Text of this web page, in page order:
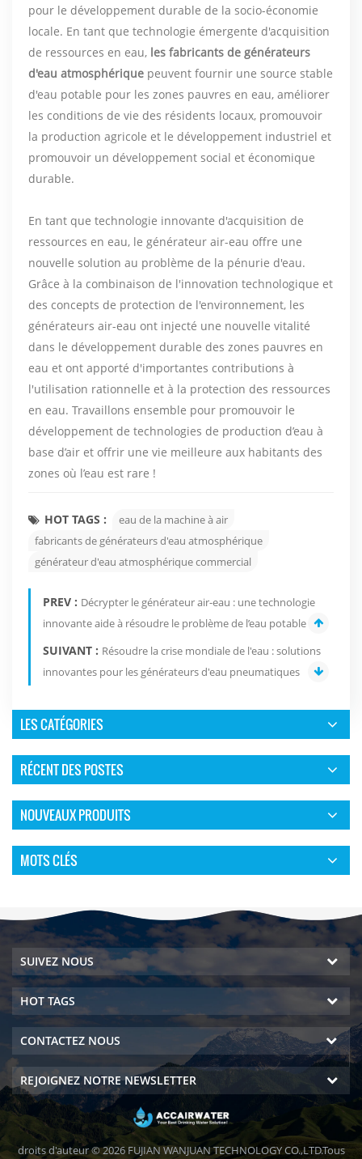
pour le développement durable de la socio-économie
locale. En tant que technologie émergente d'acquisition
de ressources en eau, les fabricants de générateurs
d'eau atmosphérique peuvent fournir une source stable
d'eau potable pour les zones pauvres en eau, améliorer
les conditions de vie des résidents locaux, promouvoir
la production agricole et le développement industriel et
promouvoir un développement social et économique
durable.
En tant que technologie innovante d'acquisition de
ressources en eau, le générateur air-eau offre une
nouvelle solution au problème de la pénurie d'eau.
Grâce à la combinaison de l'innovation technologique et
des concepts de protection de l'environnement, les
générateurs air-eau ont injecté une nouvelle vitalité
dans le développement durable des zones pauvres en
eau et ont apporté d'importantes contributions à
l'utilisation rationnelle et à la protection des ressources
en eau. Travaillons ensemble pour promouvoir le
développement de technologies de production d’eau à
base d’air et offrir une vie meilleure aux habitants des
zones où l’eau est rare !
HOT TAGS :
eau de la machine à air
fabricants de générateurs d'eau atmosphérique
générateur d'eau atmosphérique commercial
PREV : Décrypter le générateur air-eau : une technologie
innovante aide à résoudre le problème de l’eau potable
SUIVANT : Résoudre la crise mondiale de l'eau : solutions
innovantes pour les générateurs d'eau pneumatiques
LES CATÉGORIES
RÉCENT DES POSTES
NOUVEAUX PRODUITS
MOTS CLÉS
SUIVEZ NOUS
HOT TAGS
CONTACTEZ NOUS
REJOIGNEZ NOTRE NEWSLETTER
droits d'auteur © 2026 FUJIAN WANJUAN TECHNOLOGY CO.,LTD.Tous